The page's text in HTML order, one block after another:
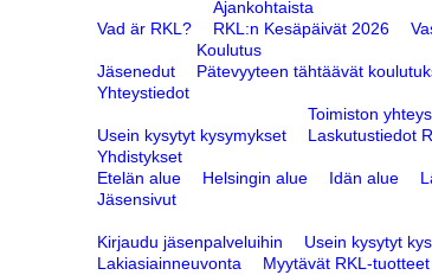
Vad är RKL?
Ajankohtaista
RKL:n Kesäpäivät 2026
Jäsenedut
Koulutus
Pätevyyteen tähtäävät
Yhteystiedot
Usein kysytyt kysymykset
Toimiston
Laskutustiedot
Yhdistykset
Etelän alue
Helsingin alue Idän alue
Jäsensivut
Kirjaudu jäsenpalveluihin Usein kysytyt
Lakiasiainneuvonta
Myytävät RKL-tuotteet